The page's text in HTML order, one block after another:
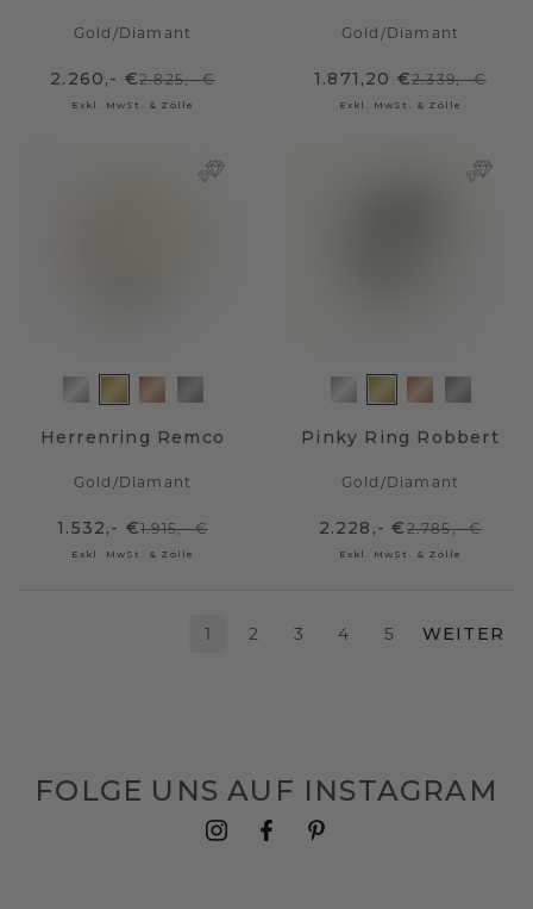
Gold /Diamant
2.260,- €2.825,- €
Exkl. MwSt. & Zölle
Gold /Diamant
1.871,20 €2.339,- €
Exkl. MwSt. & Zölle
Herrenring Remco
Gold /Diamant
1.532,- €1.915,- €
Exkl. MwSt. & Zölle
Pinky Ring Robbert
Gold /Diamant
2.228,- €2.785,- €
Exkl. MwSt. & Zölle
1 2 3 4 5 WEITER
FOLGE UNS AUF INSTAGRAM